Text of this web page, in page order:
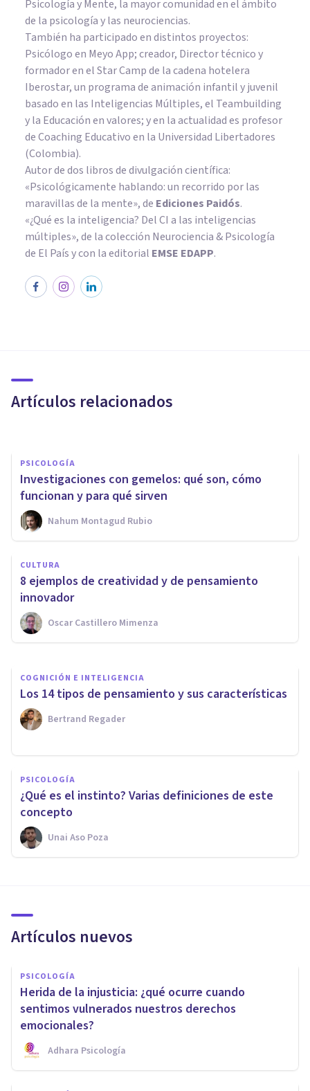
Psicología y Mente, la mayor comunidad en el ámbito
de la psicología y las neurociencias.
También ha participado en distintos proyectos:
Psicólogo en Meyo App; creador, Director técnico y
formador en el Star Camp de la cadena hotelera
Iberostar, un programa de animación infantil y juvenil
basado en las Inteligencias Múltiples, el Teambuilding
y la Educación en valores; y en la actualidad es profesor
de Coaching Educativo en la Universidad Libertadores
(Colombia).
Autor de dos libros de divulgación científica:
«Psicológicamente hablando: un recorrido por las
maravillas de la mente», de Ediciones Paidós.
«¿Qué es la inteligencia? Del CI a las inteligencias
múltiples», de la colección Neurociencia & Psicología
de El País y con la editorial EMSE EDAPP.
Artículos relacionados
influyen
PSICOLOGÍA
Investigaciones con gemelos: qué son, cómo
funcionan y para qué sirven
Nahum Montagud Rubio
CULTURA
8 ejemplos de creatividad y de pensamiento
innovador
Oscar Castillero Mimenza
Psicología del Desarrollo:
principales teorías y autores
Jonathan García-Allen
COGNICIÓN E INTELIGENCIA
Los 14 tipos de pensamiento y sus características
Bertrand Regader
PSICOLOGÍA
¿Qué es el instinto? Varias definiciones de este
concepto
Unai Aso Poza
Artículos nuevos
PSICOLOGÍA
Herida de la injusticia: ¿qué ocurre cuando
sentimos vulnerados nuestros derechos
emocionales?
Adhara Psicología